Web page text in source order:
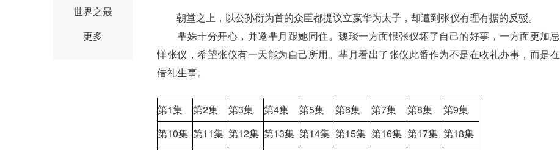
世界之最
更多
朝堂之上，以公孙衍为首的众臣都提议立嬴华为太子，却遭到张仪有理有据的反驳。
芈姝十分开心，并邀芈月跟她同住。魏琰一方面恨张仪坏了自己的好事，一方面更加忌
惮张仪，希望张仪有一天能为自己所用。芈月看出了张仪此番作为不是在收礼办事，而是在
借礼生事。
第1集 第2集 第3集 第4集 第5集 第6集 第7集 第8集
第9集
第10集 第11集 第12集 第13集 第14集 第15集 第16集 第17集 第18集